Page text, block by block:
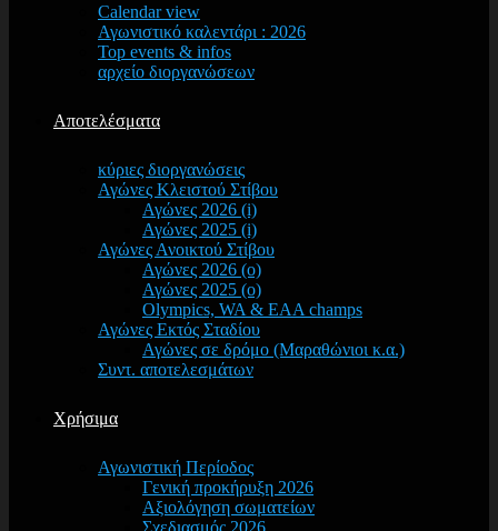
Calendar view
Αγωνιστικό καλεντάρι : 2026
Top events & infos
αρχείο διοργανώσεων
Αποτελέσματα
κύριες διοργανώσεις
Αγώνες Κλειστού Στίβου
Αγώνες 2026 (i)
Αγώνες 2025 (i)
Αγώνες Ανοικτού Στίβου
Αγώνες 2026 (o)
Αγώνες 2025 (o)
Olympics, WA & EAA champs
Αγώνες Εκτός Σταδίου
Αγώνες σε δρόμο (Μαραθώνιοι κ.α.)
Συντ. αποτελεσμάτων
Χρήσιμα
Αγωνιστική Περίοδος
Γενική προκήρυξη 2026
Αξιολόγηση σωματείων
Σχεδιασμός 2026